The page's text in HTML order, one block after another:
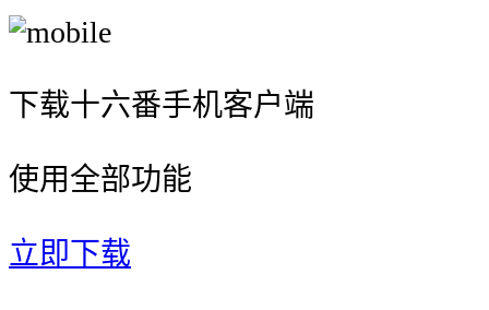
下载十六番手机客户端
使用全部功能
立即下载